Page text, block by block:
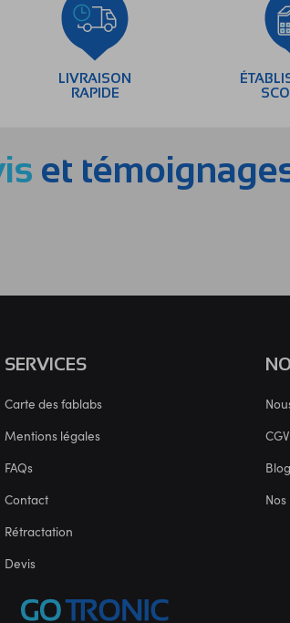
LIVRAISON
RAPIDE
et
SERVICES
Carte des fablabs
Mentions légales
FAQs
Contact
Rétractation
Devis
CGV
Blog